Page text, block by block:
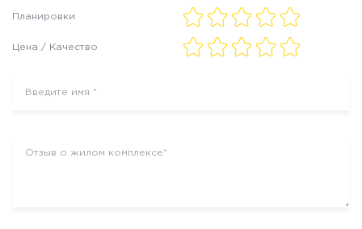
Планировки
Цена / Качество